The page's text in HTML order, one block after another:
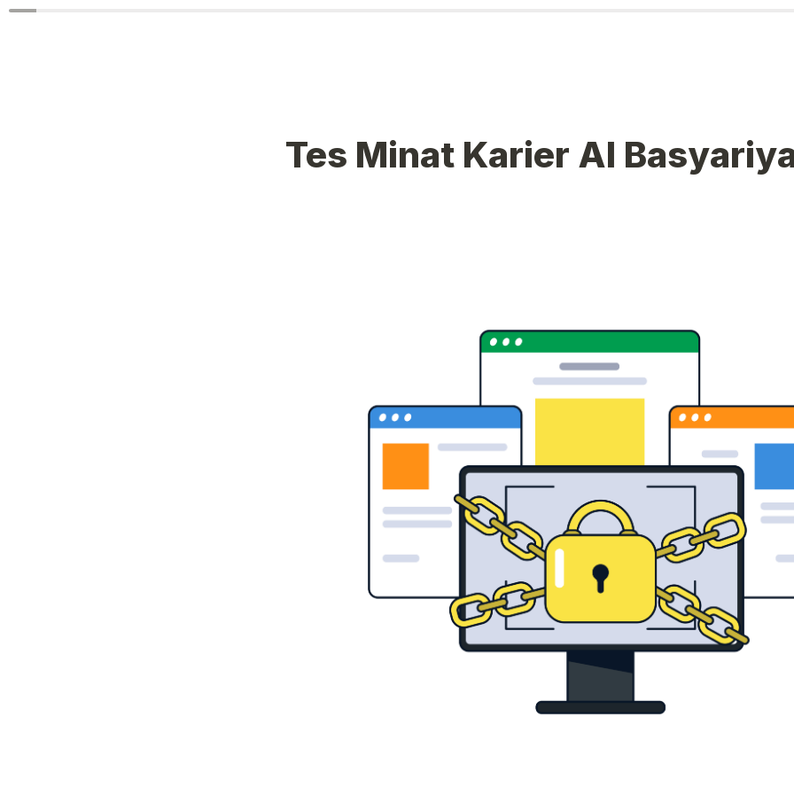
Tes Minat Karier Al